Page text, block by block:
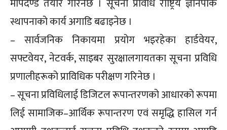
मापदण्ड तयार गरिनेछ । सूचना प्रविधि राष्ट्रिय ज्ञानपार्क
स्थापनाको कार्य अगाडि बढाइनेछ ।
– सार्वजनिक निकायमा प्रयोग भइरहेका हार्डवेयर,
सफ्टवेयर, नेटवर्क, साइबर सुरक्षालगायतका सूचना प्रविधि
प्रणालीहरूको प्राविधिक परीक्षण गरिनेछ ।
– सूचना प्रविधिलाई डिजिटल रूपान्तरणको आधारको रूपमा
लिई सामाजिक–आर्थिक रूपान्तरण एवं समृद्धि हासिल गर्न